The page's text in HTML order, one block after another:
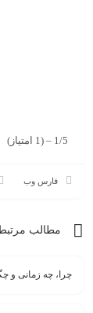
1/5 – (1 امتیاز)
فارس وب
مطالب
چرا، چه زمانی و